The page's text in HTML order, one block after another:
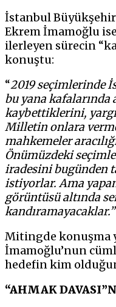
İstanbul Büyükşehir
Ekrem İmamoğlu
ilerleyen sürecin
konuştu:
“2019 seçimlerinde
bu yana kafalarında
kaybettiklerini, yargı
Milletin onlara
mahkemeler
Önümüzdeki
iradesini bugünden
istiyorlar. Ama
görüntüsü altında
kandıramayacaklar.”
Mitingde konuşma
İmamoğlu’nun
hedefin kim
“AHMAK